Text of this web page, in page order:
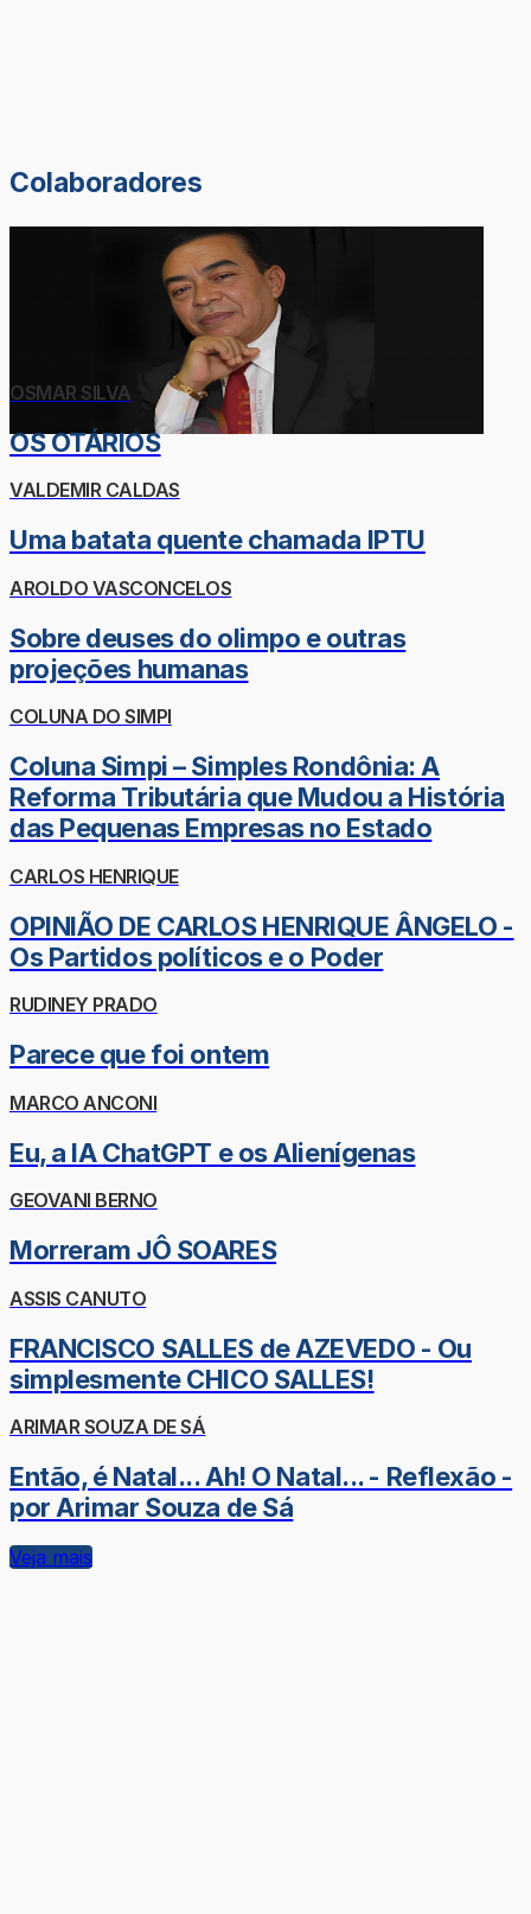
Colaboradores
OSMAR SILVA
OS OTÁRIOS
VALDEMIR CALDAS
Uma batata quente chamada IPTU
AROLDO VASCONCELOS
Sobre deuses do olimpo e outras
projeções humanas
COLUNA DO SIMPI
Coluna Simpi – Simples Rondônia: A
Reforma Tributária que Mudou a História
das Pequenas Empresas no Estado
CARLOS HENRIQUE
OPINIÃO DE CARLOS HENRIQUE ÂNGELO -
Os Partidos políticos e o Poder
RUDINEY PRADO
Parece que foi ontem
MARCO ANCONI
Eu, a IA ChatGPT e os Alienígenas
GEOVANI BERNO
Morreram JÔ SOARES
ASSIS CANUTO
FRANCISCO SALLES de AZEVEDO - Ou
simplesmente CHICO SALLES!
ARIMAR SOUZA DE SÁ
Então, é Natal... Ah! O Natal... - Reflexão -
por Arimar Souza de Sá
Veja mais